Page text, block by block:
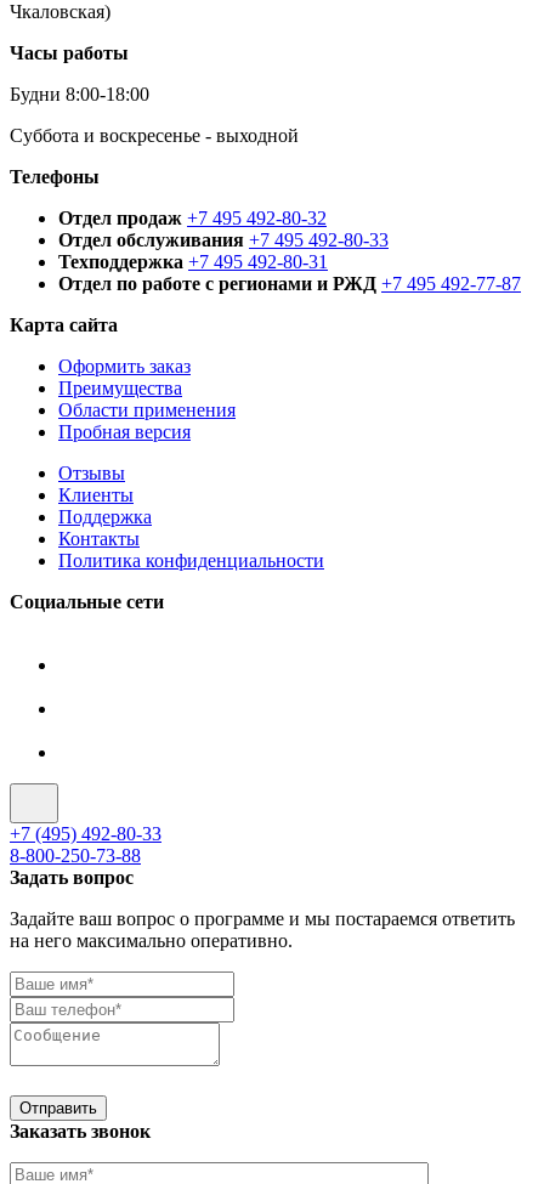
Чкаловская)
Часы работы
Будни 8:00-18:00
Суббота и воскресенье - выходной
Телефоны
Отдел продаж +7 495 492-80-32
Отдел обслуживания +7 495 492-80-33
Техподдержка +7 495 492-80-31
Отдел по работе с регионами и РЖД +7 495 492-77-87
Карта сайта
Оформить заказ
Преимущества
Области применения
Пробная версия
Отзывы
Клиенты
Поддержка
Контакты
Политика конфиденциальности
Социальные сети
+7 (495) 492-80-33
8-800-250-73-88
Задать вопрос
Задайте ваш вопрос о программе и мы постараемся ответить
на него максимально оперативно.
Отправить
Заказать звонок